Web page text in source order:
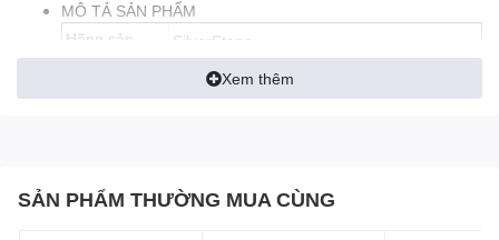
MÔ TẢ SẢN PHẨM
Hãng sản
xuất
SilverStone
ET650-B
đa
650W
Xem thêm
SẢN PHẨM THƯỜNG MUA CÙNG